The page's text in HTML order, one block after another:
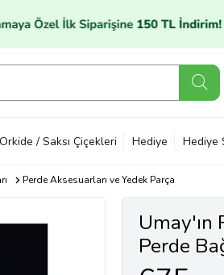
Orkide / Saksı Çiçekleri Hediye Hediye
Perde Aksesuarları ve Yedek Parça
Umay'ın
Perde